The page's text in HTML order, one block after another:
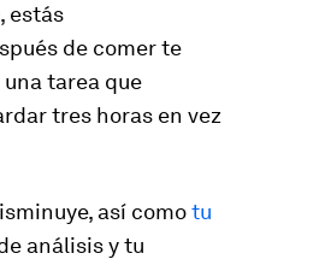
estás
de comer te
tarea que
tres horas en vez
así comotu
análisis y tu